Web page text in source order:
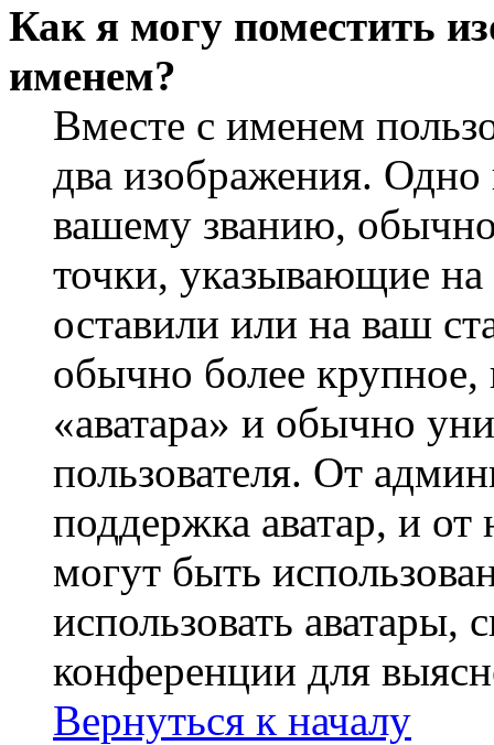
Как я могу поместить
именем?
Вместе с именем
два изображения.
вашему званию, обычно
точки, указывающие
оставили или на ваш
обычно более крупное,
«аватара» и обычно
пользователя. От
поддержка аватар, и от
могут быть
использовать аватары,
конференции для
Вернуться к началу